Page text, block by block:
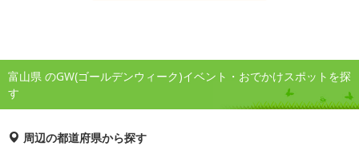
富山県 のGW(ゴールデンウィーク)イベント・おでかけスポットを探
す
周辺の都道府県から探す